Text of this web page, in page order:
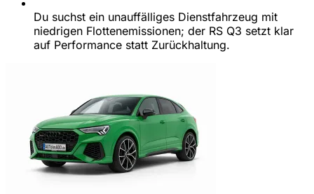
Du suchst ein unauffälliges Dienstfahrzeug mit
niedrigen Flottenemissionen; der RS Q3 setzt klar
auf Performance statt Zurückhaltung.